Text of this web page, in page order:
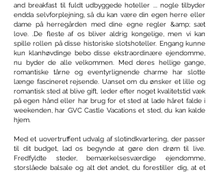
and breakfast til fuldt udbyggede hoteller ... nogle tilbyder
endda selvforplejning, så du kan være din egen herre eller
dame på herregården med dine egne regler &amp; sæt
love. .De fleste af os bliver aldrig kongelige, men vi kan
spille rollen på disse historiske slotshoteller. Engang kunne
kun klanhøvdinge bebo disse ekstraordinære ejendomme,
nu byder de alle velkommen. Med deres hellige gange,
romantiske tårne og eventyrlignende charme har slotte
længe fascineret rejsende. Uanset om du ønsker et lille og
romantisk sted at blive gift, leder efter noget kvalitetstid væk
på egen hånd eller har brug for et sted at lade håret falde i
weekenden, har GVC Castle Vacations et sted, du kan kalde
hjem. ​
Med et uovertruffent udvalg af slotindkvartering, der passer
til dit budget, lad os begynde at gøre den drøm til live.
Fredfyldte steder, bemærkelsesværdige ejendomme,
storslåede balsale og alt det andet, du forestiller dig, at et